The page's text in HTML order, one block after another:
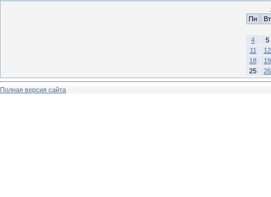
Пн
Вт
4
5
11
12
18
19
25
26
Полная версия сайта